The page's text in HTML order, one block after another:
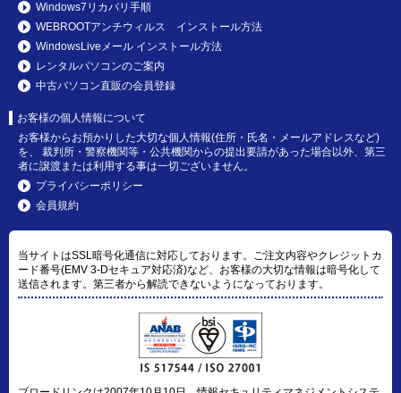
Windows7リカバリ手順
WEBROOTアンチウィルス インストール方法
WindowsLiveメール インストール方法
レンタルパソコンのご案内
中古パソコン直販の会員登録
お客様の個人情報について
お客様からお預かりした大切な個人情報(住所・氏名・メールアドレスなど)
を、 裁判所・警察機関等・公共機関からの提出要請があった場合以外、第三
者に譲渡または利用する事は一切ございません。
プライバシーポリシー
会員規約
当サイトはSSL暗号化通信に対応しております。ご注文内容やクレジットカ
ード番号(EMV 3-Dセキュア対応済)など、お客様の大切な情報は暗号化して
送信されます。第三者から解読できないようになっております。